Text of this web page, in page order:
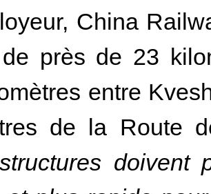
China
près de 23
entre
de la Route
doivent